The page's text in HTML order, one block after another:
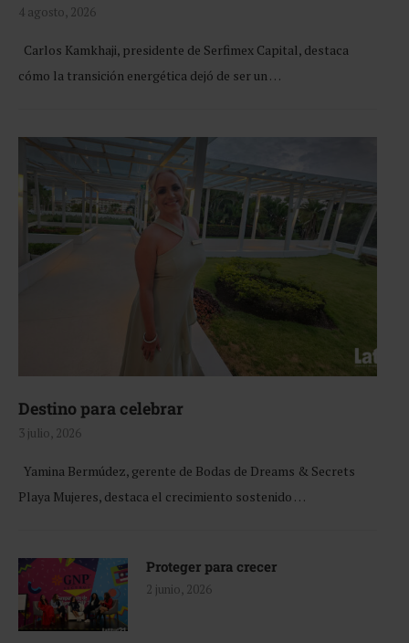
4 agosto, 2026
Carlos Kamkhaji, presidente de Serfimex Capital, destaca
cómo la transición energética dejó de ser un …
Destino para celebrar
3 julio, 2026
Yamina Bermúdez, gerente de Bodas de Dreams & Secrets
Playa Mujeres, destaca el crecimiento sostenido …
Proteger para crecer
2 junio, 2026